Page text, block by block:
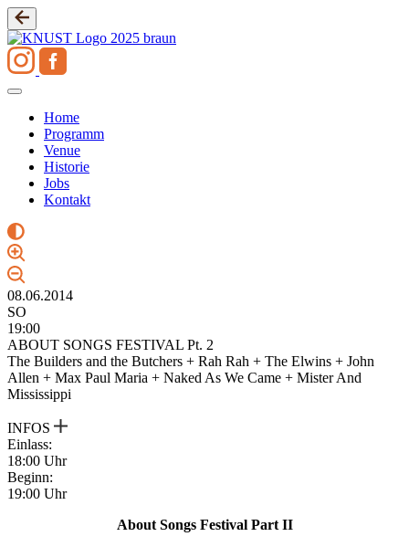
Zum
Inhalt
springen
Home
Programm
Venue
Historie
Jobs
Kontakt
08.06.2014
SO
19:00
ABOUT SONGS FESTIVAL Pt. 2
The Builders and the Butchers + Rah Rah + The Elwins + John
Allen + Max Paul Maria + Naked As We Came + Mister And
Mississippi
INFOS
Einlass:
18:00 Uhr
Beginn:
19:00 Uhr
About Songs Festival Part II